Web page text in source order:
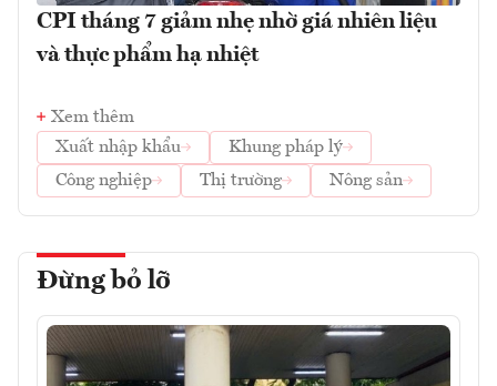
CPI tháng 7 giảm nhẹ nhờ giá nhiên liệu
và thực phẩm hạ nhiệt
Xem thêm
Xuất nhập khẩu
Khung pháp lý
Công nghiệp
Thị trường Nông sản
Đừng bỏ lỡ